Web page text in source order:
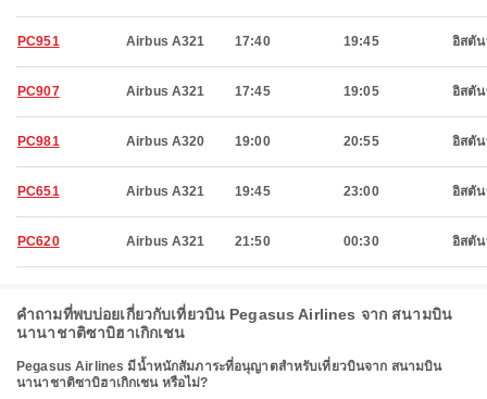
PC951 Airbus A321 17:40 19:45 อิสตั
PC907 Airbus A321 17:45 19:05 อิสตั
PC981 Airbus A320 19:00 20:55 อิสตั
PC651 Airbus A321 19:45 23:00 อิสตั
PC620 Airbus A321 21:50 00:30 อิสตั
คำถามที่พบบ่อยเกี่ยวกับเที่ยวบิน Pegasus Airlines จาก สนามบิน
นานาชาติซาบิฮาเกิกเชน
Pegasus Airlines มีน้ำหนักสัมภาระที่อนุญาตสำหรับเที่ยวบินจาก สนามบิน
นานาชาติซาบิฮาเกิกเชน หรือไม่?